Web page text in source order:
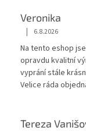
Veronika
Hodnocení
| 6.8.2026
Na tento eshop
opravdu kvalitní
vyprání stále
Velice ráda
Tereza